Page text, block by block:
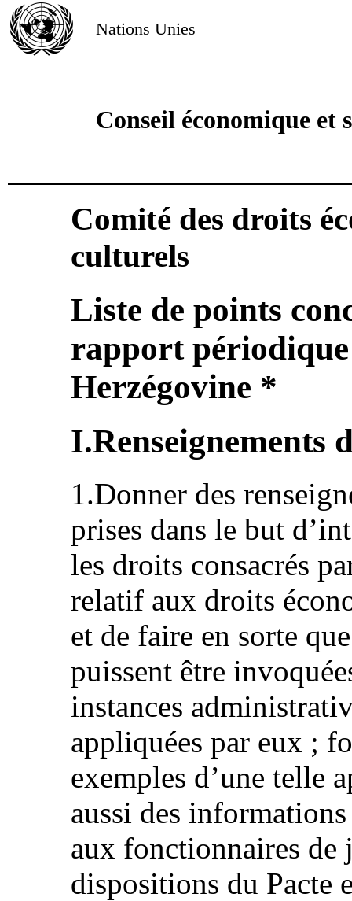
Nations Unies
Conseil économique et
Comité des droits
culturels
Liste de points
rapport
Herzégovine *
I.Renseignements
1.Donner des
prises dans le but
les droits consacrés
relatif aux droits
et de faire en sorte
puissent être
instances
appliquées par eux ;
exemples d’une telle
aussi des
aux fonctionnaires de
dispositions du Pacte